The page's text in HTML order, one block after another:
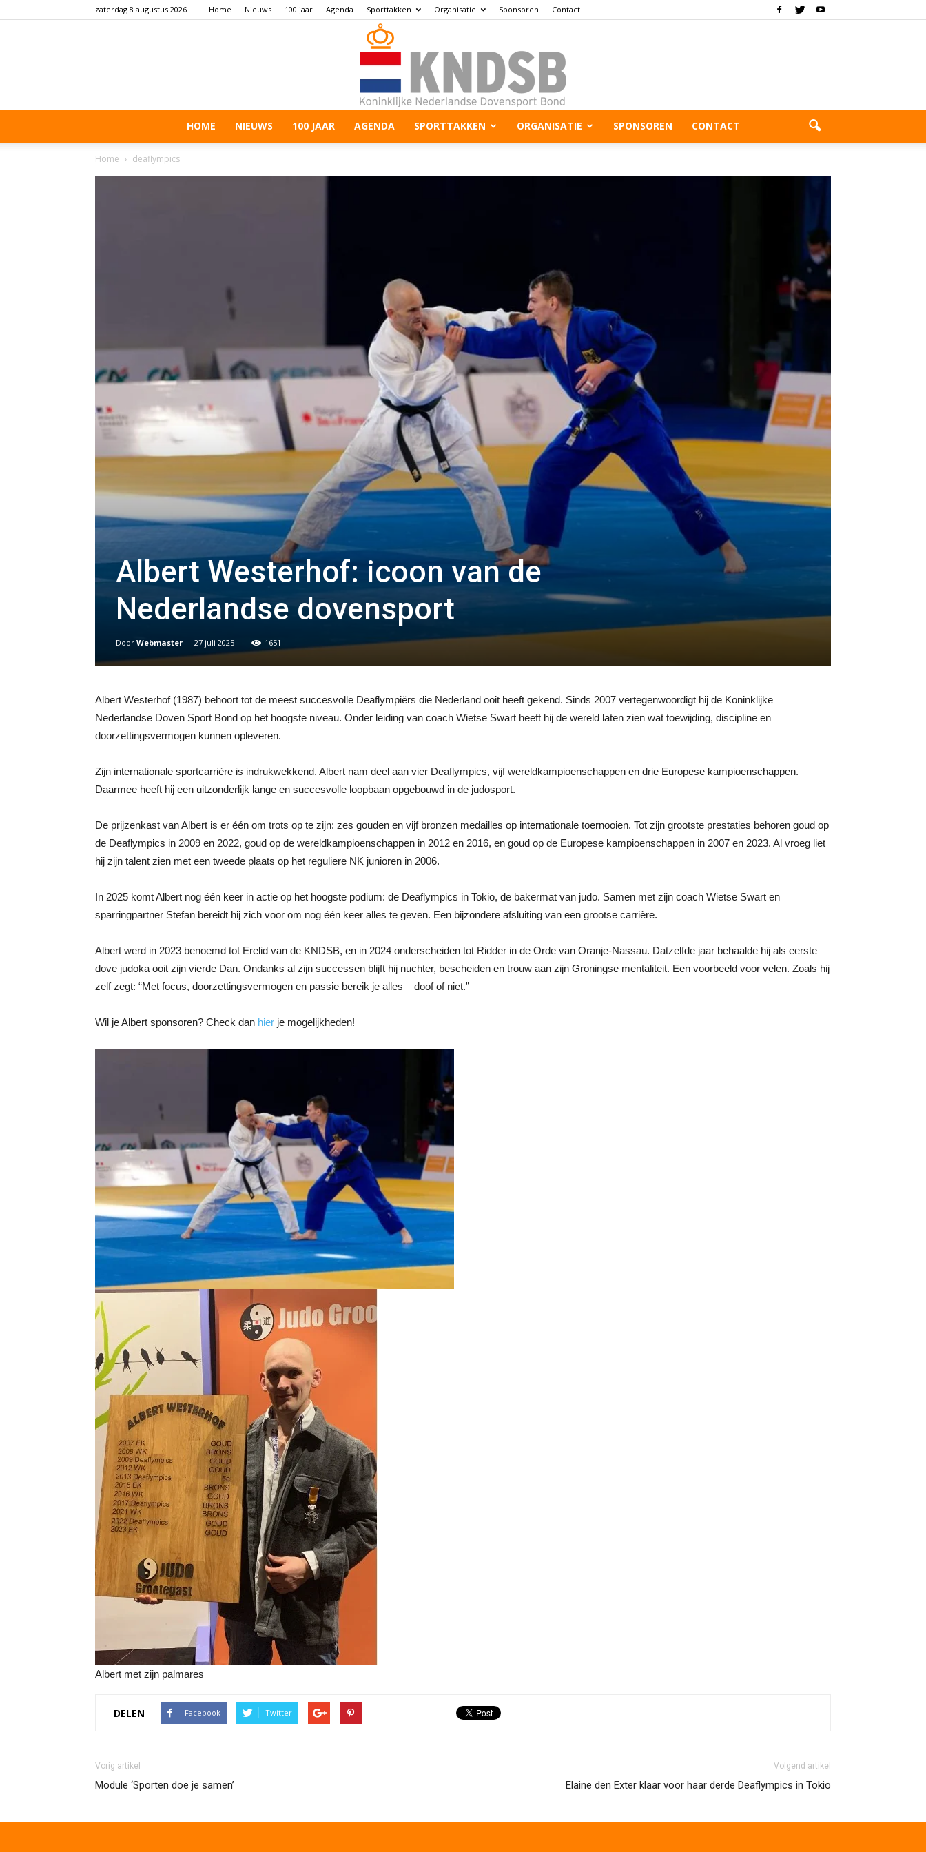
zaterdag 8 augustus 2026 Home Nieuws 100 jaar Agenda Sporttakken Organisatie Sponsoren Contact
HOME NIEUWS 100 JAAR AGENDA SPORTTAKKEN ORGANISATIE SPONSOREN CONTACT
Home deaflympics
Albert Westerhof: icoon van de
Nederlandse dovensport
Door Webmaster - 27 juli 2025 1651
Albert Westerhof (1987) behoort tot de meest succesvolle Deaflympiërs die Nederland ooit heeft gekend. Sinds 2007 vertegenwoordigt hij de Koninklijke
Nederlandse Doven Sport Bond op het hoogste niveau. Onder leiding van coach Wietse Swart heeft hij de wereld laten zien wat toewijding, discipline en
doorzettingsvermogen kunnen opleveren.
Zijn internationale sportcarrière is indrukwekkend. Albert nam deel aan vier Deaflympics, vijf wereldkampioenschappen en drie Europese kampioenschappen.
Daarmee heeft hij een uitzonderlijk lange en succesvolle loopbaan opgebouwd in de judosport.
De prijzenkast van Albert is er één om trots op te zijn: zes gouden en vijf bronzen medailles op internationale toernooien. Tot zijn grootste prestaties behoren goud op
de Deaflympics in 2009 en 2022, goud op de wereldkampioenschappen in 2012 en 2016, en goud op de Europese kampioenschappen in 2007 en 2023. Al vroeg liet
hij zijn talent zien met een tweede plaats op het reguliere NK junioren in 2006.
In 2025 komt Albert nog één keer in actie op het hoogste podium: de Deaflympics in Tokio, de bakermat van judo. Samen met zijn coach Wietse Swart en
sparringpartner Stefan bereidt hij zich voor om nog één keer alles te geven. Een bijzondere afsluiting van een grootse carrière.
Albert werd in 2023 benoemd tot Erelid van de KNDSB, en in 2024 onderscheiden tot Ridder in de Orde van Oranje-Nassau. Datzelfde jaar behaalde hij als eerste
dove judoka ooit zijn vierde Dan. Ondanks al zijn successen blijft hij nuchter, bescheiden en trouw aan zijn Groningse mentaliteit. Een voorbeeld voor velen. Zoals hij
zelf zegt: “Met focus, doorzettingsvermogen en passie bereik je alles – doof of niet.”
Wil je Albert sponsoren? Check dan hier je mogelijkheden!
Albert met zijn palmares
DELEN Facebook Twitter
Vorig artikel
Module ‘Sporten doe je samen’
Volgend artikel
Elaine den Exter klaar voor haar derde Deaflympics in Tokio